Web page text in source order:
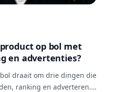
op bol met
en advertenties?
draait om drie dingen die
ranking en adverteren.